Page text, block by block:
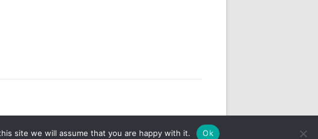
site we will assume that you are happy with it. Ok